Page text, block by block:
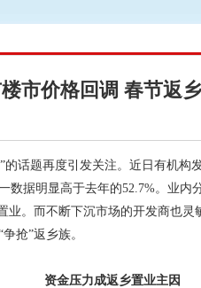
市价格回调 春节返
的话题再度引发关注。近日有机构
数据明显高于去年的52.7%。业内
业。而不断下沉市场的开发商也
抢”返乡族。
资金压力成返乡置业主因